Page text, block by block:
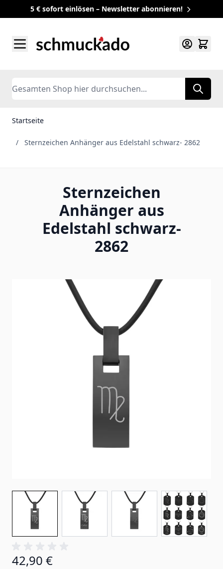
5 € sofort einlösen – Newsletter abonnieren!
Search
Startseite
/ Sternzeichen Anhänger aus Edelstahl schwarz- 2862
Sternzeichen
Anhänger aus
Edelstahl schwarz-
2862
42,90 €